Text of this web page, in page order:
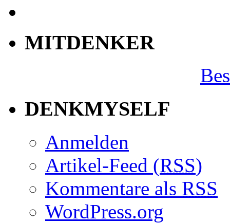
MITDENKER
DENKMYSELF
Anmelden
Artikel-Feed (RSS)
Kommentare als RSS
WordPress.org